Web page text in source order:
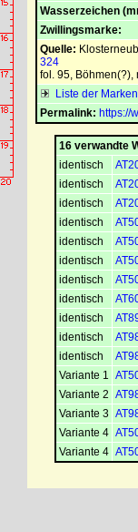
Wasserzeichen
Zwillingsmarke:
Quelle:
324
fol. 95, Böhmen(?),
Liste der
Permalink: https://
16 verwandte
identisch
identisch
identisch
identisch
identisch
identisch
identisch
identisch
identisch
identisch
identisch
Variante 1
Variante 2
Variante 3
Variante 4
Variante 4